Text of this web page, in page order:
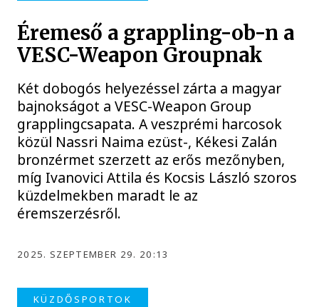
Éremeső a grappling-ob-n a
VESC-Weapon Groupnak
Két dobogós helyezéssel zárta a magyar
bajnokságot a VESC-Weapon Group
grapplingcsapata. A veszprémi harcosok
közül Nassri Naima ezüst-, Kékesi Zalán
bronzérmet szerzett az erős mezőnyben,
míg Ivanovici Attila és Kocsis László szoros
küzdelmekben maradt le az
éremszerzésről.
2025. SZEPTEMBER 29. 20:13
KÜZDŐSPORTOK